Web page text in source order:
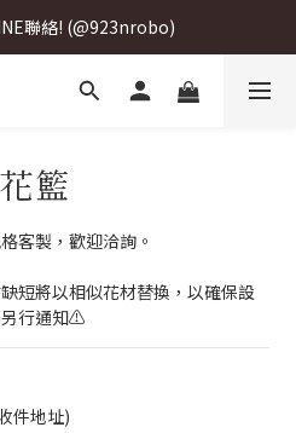
聯絡! (@923nrobo)
聯絡! (@923nrobo)
聯絡! (@923nrobo)
籃
客製，歡迎洽詢。
短將以相似花材替換，以確保設
另行通知⚠️
件地址)